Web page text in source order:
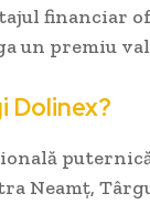
financiar
un premiu
Dolinex?
Neamț,